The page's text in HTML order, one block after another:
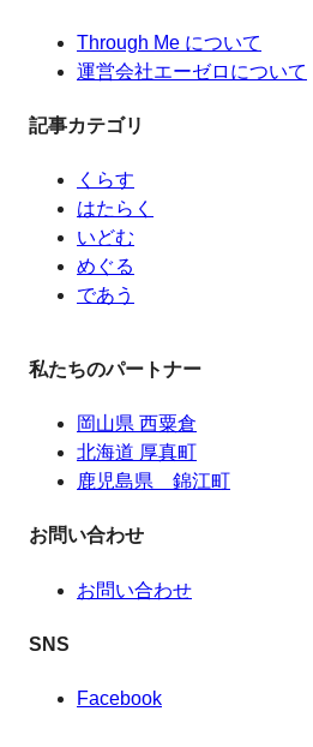
Through Me について
運営会社エーゼロについて
記事カテゴリ
くらす
はたらく
いどむ
めぐる
であう
私たちのパートナー
岡山県 西粟倉
北海道 厚真町
鹿児島県 錦江町
お問い合わせ
お問い合わせ
SNS
Facebook